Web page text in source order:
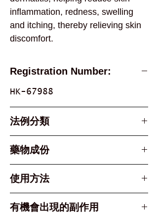
inflammation, redness, swelling
and itching, thereby relieving skin
discomfort.
Registration Number:
HK-67988
法例分類
Schedule 3 Poison
藥物成份
丙酸氯倍他索 Clobetasol
使用方法
有機會出現的副作用